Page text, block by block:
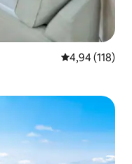
4,94 (118)